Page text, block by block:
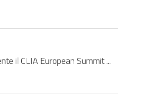
il CLIA European Summit ...